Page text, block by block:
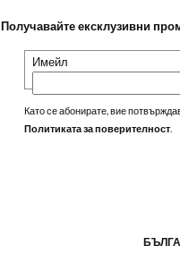
Получавайте ексклузивни
Имейл
Като се абонирате, вие
Политиката за поверителност.